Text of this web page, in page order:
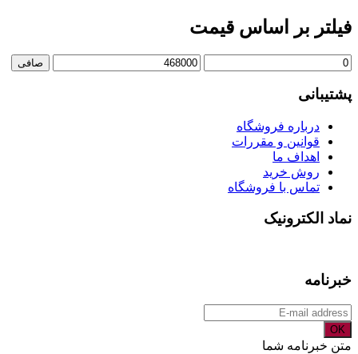
فیلتر بر اساس قیمت
حداقل
حداكثر
صافی
پشتیبانی
درباره فروشگاه
قوانین و مقررات
اهداف ما
روش خرید
تماس با فروشگاه
نماد الکترونیک
خبرنامه
OK
متن خبرنامه شما